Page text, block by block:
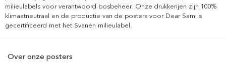
milieulabels voor verantwoord bosbeheer. Onze drukkerijen zijn 100%
klimaatneutraal en de productie van de posters voor Dear Sam is
gecertificeerd met het Svanen milieulabel.
Over onze posters